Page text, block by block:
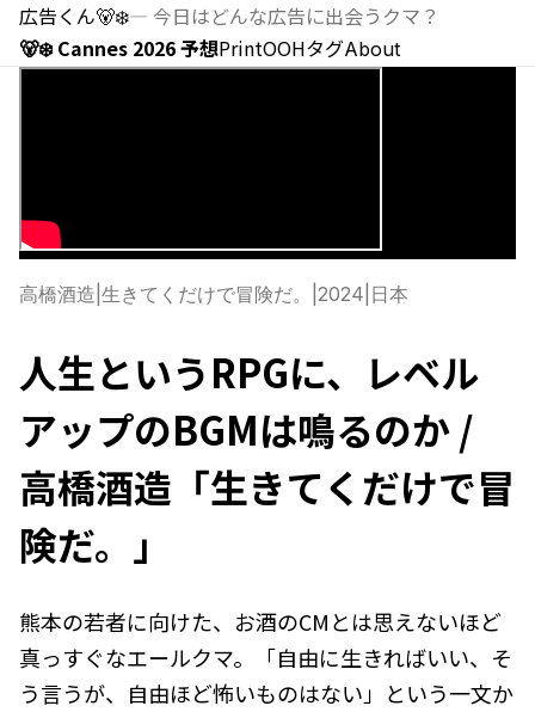
広告くん🐻‍❄️— 今日はどんな広告に出会うクマ？
🐻‍❄️ Cannes 2026 予想PrintOOHタグAbout
高橋酒造 生きてくだけで冒険だ。 2024 日本
人生というRPGに、レベル
アップのBGMは鳴るのか /
高橋酒造「生きてくだけで冒
険だ。」
熊本の若者に向けた、お酒のCMとは思えないほど
真っすぐなエールクマ。「自由に生きればいい、そ
う言うが、自由ほど怖いものはない」という一文か